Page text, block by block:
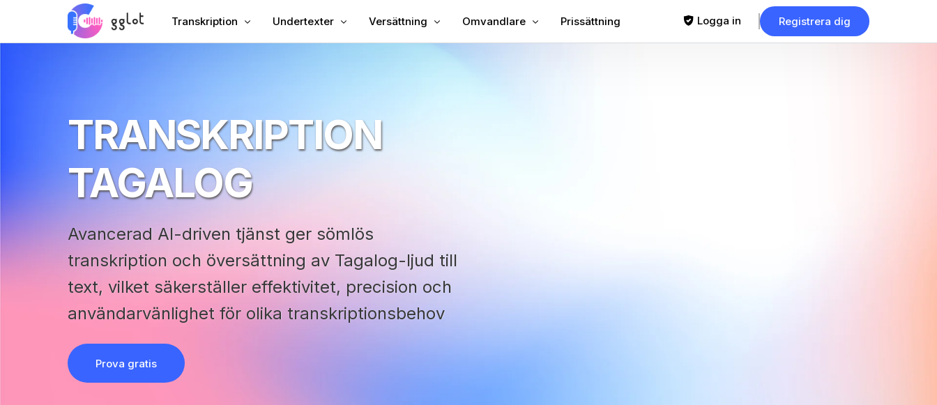
Transkription
Transkribera YouTube
Möte Transkription
Ljud till text
Corporate Voiceover
Undertexter
Kinesiska undertexter
AI-dubbning
Versättning Omvandlare Prissättning Logga in Registrera dig
TRANSKRIPTION
TAGALOG
Avancerad AI-driven tjänst ger sömlös
transkription och översättning av Tagalog-ljud till
text, vilket säkerställer effektivitet, precision och
användarvänlighet för olika transkriptionsbehov
Prova gratis